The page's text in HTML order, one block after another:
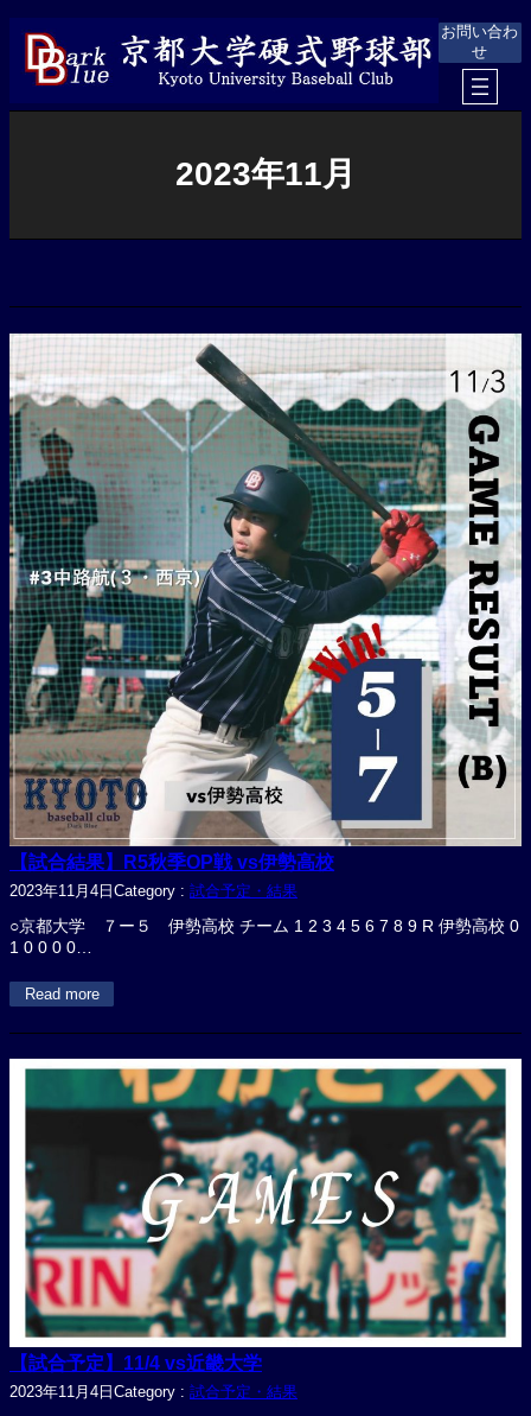
キ
お問い合わ
せ
2023年11月
【試合結果】R5秋季OP戦 vs伊勢高校
2023年11月4日 Category : 試合予定・結果
○京都大学 ７ー５ 伊勢高校 チーム 1 2 3 4 5 6 7 8 9 R 伊勢高校 0
1 0 0 0 0…
Read more
【試合予定】11/4 vs近畿大学
2023年11月4日 Category : 試合予定・結果